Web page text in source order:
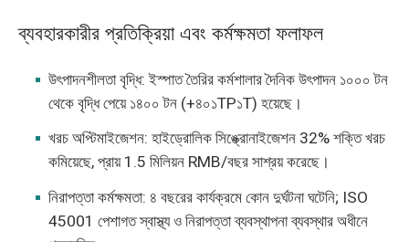
ব্যবহারকারীর প্রতিক্রিয়া এবং কর্মক্ষমতা ফলাফল
উৎপাদনশীলতা বৃদ্ধি: ইস্পাত তৈরির কর্মশালার দৈনিক উৎপাদন ১০০০ টন
থেকে বৃদ্ধি পেয়ে ১৪০০ টন (+৪০১TP১T) হয়েছে।
খরচ অপ্টিমাইজেশন: হাইড্রোলিক সিঙ্ক্রোনাইজেশন 32% শক্তি খরচ
কমিয়েছে, প্রায় 1.5 মিলিয়ন RMB/বছর সাশ্রয় করেছে।
নিরাপত্তা কর্মক্ষমতা: ৪ বছরের কার্যক্রমে কোন দুর্ঘটনা ঘটেনি; ISO
45001 পেশাগত স্বাস্থ্য ও নিরাপত্তা ব্যবস্থাপনা ব্যবস্থার অধীনে